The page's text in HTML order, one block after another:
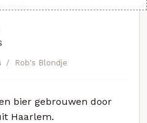
Rob's Blondje
bier gebrouwen door
Haarlem.